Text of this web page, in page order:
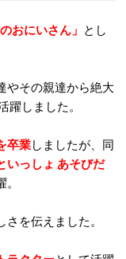
おにいさん」 とし
やその親達から絶大
躍しました。
卒業しましたが、同
いっしょ あそびだ
を伝えました。